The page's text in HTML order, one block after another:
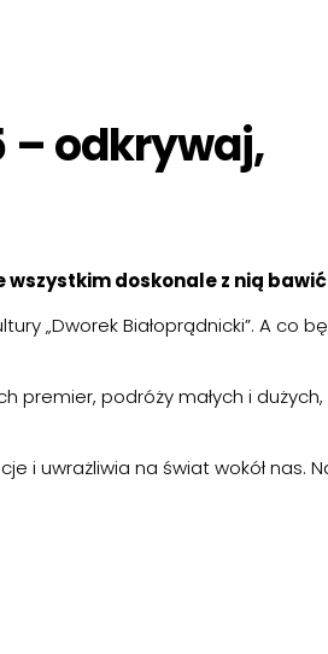
– odkrywaj,
wszystkim doskonale z nią
„Dworek Białoprądnicki”. A co
premier, podróży małych i dużych,
i uwrażliwia na świat wokół nas.